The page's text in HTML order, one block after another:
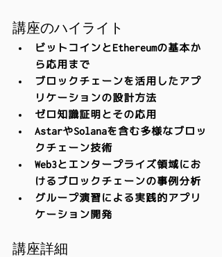
講座のハイライト
ビットコインとEthereumの基本か
ら応用まで
ブロックチェーンを活用したアプ
リケーションの設計方法
ゼロ知識証明とその応用
AstarやSolanaを含む多様なブロッ
クチェーン技術
Web3とエンタープライズ領域にお
けるブロックチェーンの事例分析
グループ演習による実践的アプリ
ケーション開発
講座詳細